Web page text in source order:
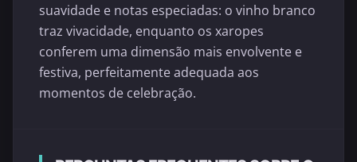
suavidade e notas especiadas: o vinho branco
traz vivacidade, enquanto os xaropes
conferem uma dimensão mais envolvente e
festiva, perfeitamente adequada aos
momentos de celebração.